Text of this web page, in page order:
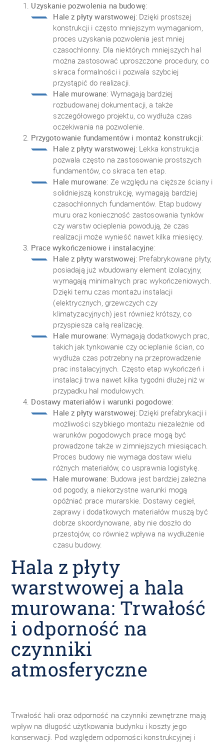
Uzyskanie pozwolenia na budowę:
Hale z płyty warstwowej: Dzięki prostszej
konstrukcji i często mniejszym wymaganiom,
proces uzyskania pozwolenia jest mniej
czasochłonny. Dla niektórych mniejszych hal
można zastosować uproszczone procedury, co
skraca formalności i pozwala szybciej
przystąpić do realizacji.
Hale murowane: Wymagają bardziej
rozbudowanej dokumentacji, a także
szczegółowego projektu, co wydłuża czas
oczekiwania na pozwolenie.
Przygotowanie fundamentów i montaż konstrukcji:
Hale z płyty warstwowej: Lekka konstrukcja
pozwala często na zastosowanie prostszych
fundamentów, co skraca ten etap.
Hale murowane: Ze względu na cięższe ściany i
solidniejszą konstrukcję, wymagają bardziej
czasochłonnych fundamentów. Etap budowy
muru oraz konieczność zastosowania tynków
czy warstw ocieplenia powodują, że czas
realizacji może wynieść nawet kilka miesięcy.
Prace wykończeniowe i instalacyjne:
Hale z płyty warstwowej: Prefabrykowane płyty,
posiadają już wbudowany element izolacyjny,
wymagają minimalnych prac wykończeniowych.
Dzięki temu czas montażu instalacji
(elektrycznych, grzewczych czy
klimatyzacyjnych) jest również krótszy, co
przyspiesza całą realizację.
Hale murowane: Wymagają dodatkowych prac,
takich jak tynkowanie czy ocieplanie ścian, co
wydłuża czas potrzebny na przeprowadzenie
prac instalacyjnych. Często etap wykończeń i
instalacji trwa nawet kilka tygodni dłużej niż w
przypadku hal modułowych.
Dostawy materiałów i warunki pogodowe:
Hale z płyty warstwowej: Dzięki prefabrykacji i
możliwości szybkiego montażu niezależnie od
warunków pogodowych prace mogą być
prowadzone także w zimniejszych miesiącach.
Proces budowy nie wymaga dostaw wielu
różnych materiałów, co usprawnia logistykę.
Hale murowane: Budowa jest bardziej zależna
od pogody, a niekorzystne warunki mogą
opóźniać prace murarskie. Dostawy cegieł,
zaprawy i dodatkowych materiałów muszą być
dobrze skoordynowane, aby nie doszło do
przestojów, co również wpływa na wydłużenie
czasu budowy.
Hala z płyty
warstwowej a hala
murowana: Trwałość
i odporność na
czynniki
atmosferyczne
Trwałość hali oraz odporność na czynniki zewnętrzne mają
wpływ na długość użytkowania budynku i koszty jego
konserwacji. Pod względem odporności konstrukcyjnej i